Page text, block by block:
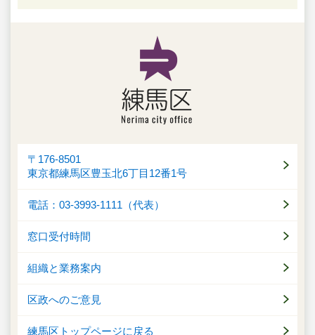
〒176-8501
東京都練馬区豊玉北6丁目12番1号
電話：03-3993-1111（代表）
窓口受付時間
組織と業務案内
区政へのご意見
練馬区トップページに戻る